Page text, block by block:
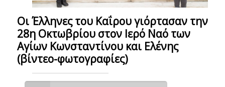
Οι Έλληνες του Καΐρου γιόρτασαν την
28η Οκτωβρίου στον Ιερό Ναό των
Αγίων Κωνσταντίνου και Ελένης
(βίντεο-φωτογραφίες)